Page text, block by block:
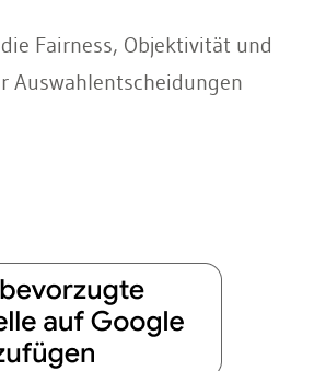
Fairness, Objektivität und
Auswahlentscheidungen